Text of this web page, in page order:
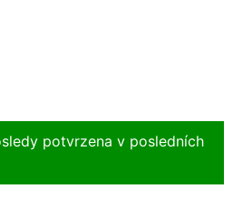
potvrzena v posledních